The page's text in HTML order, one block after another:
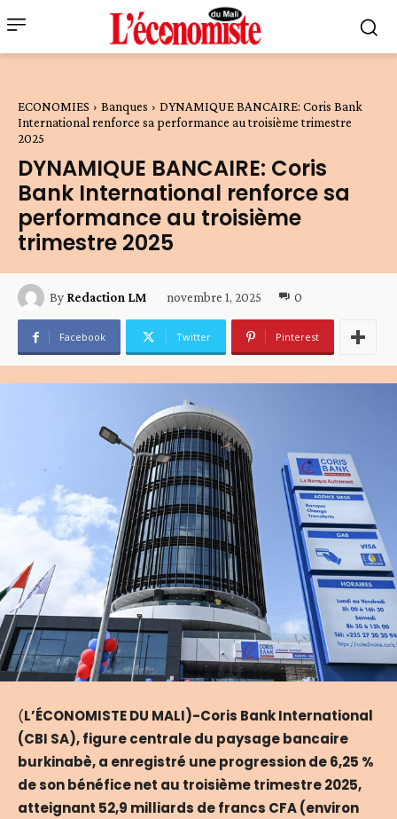
ECONOMIES Banques
DYNAMIQUE BANCAIRE: Coris Bank
International renforce sa performance au troisième trimestre
2025
DYNAMIQUE BANCAIRE: Coris
Bank International renforce sa
performance au troisième
trimestre 2025
By Redaction LM novembre 1, 2025 0
Facebook Twitter Pinterest
(L’ÉCONOMISTE DU MALI)-Coris Bank International
(CBI SA), figure centrale du paysage bancaire
burkinabè, a enregistré une progression de 6,25 %
de son bénéfice net au troisième trimestre 2025,
atteignant 52,9 milliards de francs CFA (environ